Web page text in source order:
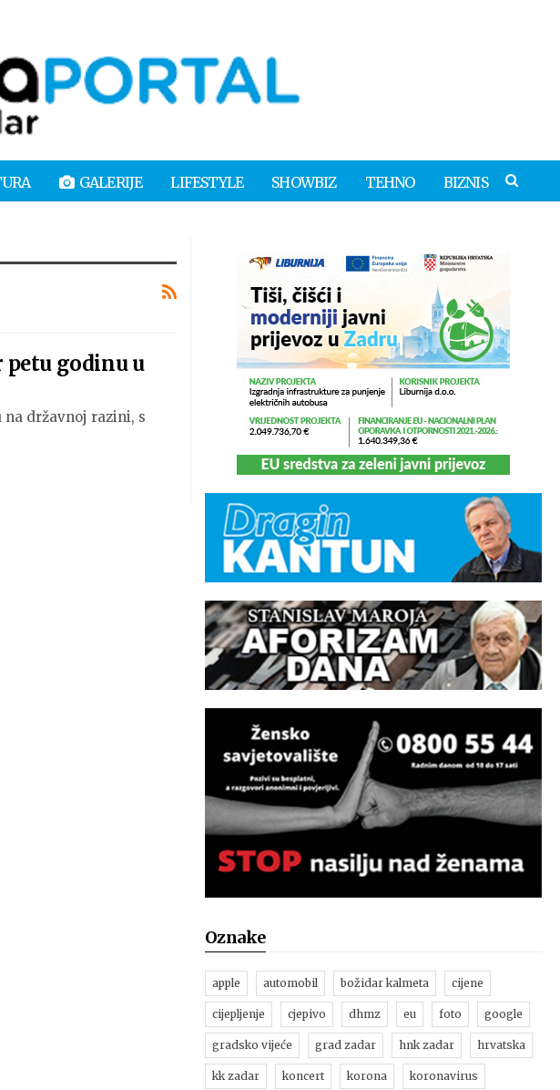
GALERIJE LIFESTYLE SHOWBIZ TEHNO BIZNIS
petu godinu u
na državnoj razini, s
Oznake
apple automobil božidar kalmeta cijene
cijepljenje cjepivo dhmz eu foto google
gradsko vijeće grad zadar hnk zadar hrvatska
kk zadar koncert korona koronavirus